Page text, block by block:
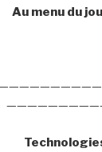
Au menu du